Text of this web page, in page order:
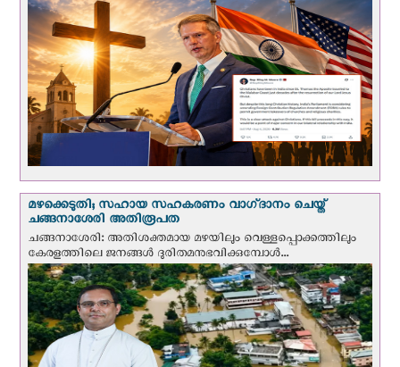
മഴക്കെടുതി; സഹായ സഹകരണം വാഗ്‌ദാനം ചെയ്ത്
ചങ്ങനാശേരി അതിരൂപത
ചങ്ങനാശേരി: അതിശക്തമായ മഴയിലും വെള്ളപ്പൊക്കത്തിലും
കേരളത്തിലെ ജനങ്ങൾ ദുരിതമനുഭവിക്കുമ്പോൾ...